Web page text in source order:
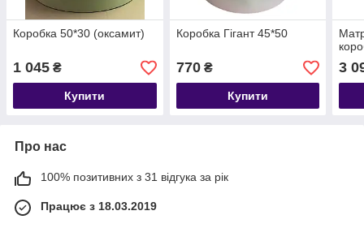
Коробка 50*30 (оксамит)
1 045 ₴
Купити
Коробка Гігант 45*50
770₴
Купити
3
Про нас
100% позитивних з 31 відгука за рік
Працює з 18.03.2019